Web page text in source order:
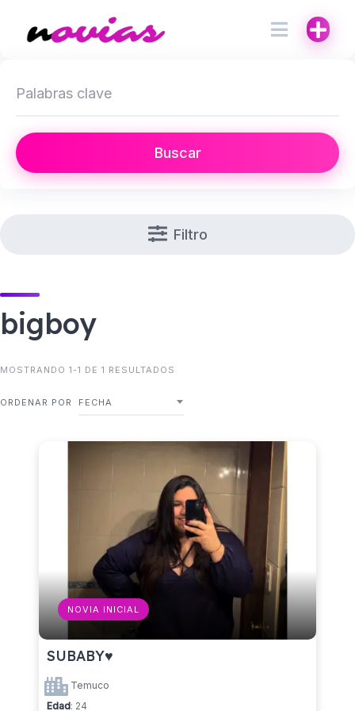
Buscar
Filtro
bigboy
MOSTRANDO 1-1 DE 1 RESULTADOS
ORDENAR POR FECHA
NOVIA INICIAL
SUBABY♥️
Temuco
Edad: 24